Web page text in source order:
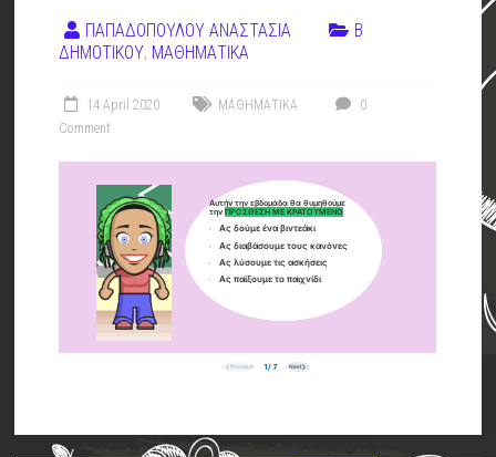
ΠΑΠΑΔΟΠΟΥΛΟΥ ΑΝΑΣΤΑΣΙΑ
Β
ΔΗΜΟΤΙΚΟΥ, ΜΑΘΗΜΑΤΙΚΑ
14 April 2020 ΜΑΘΗΜΑΤΙΚΑ
0
Comment